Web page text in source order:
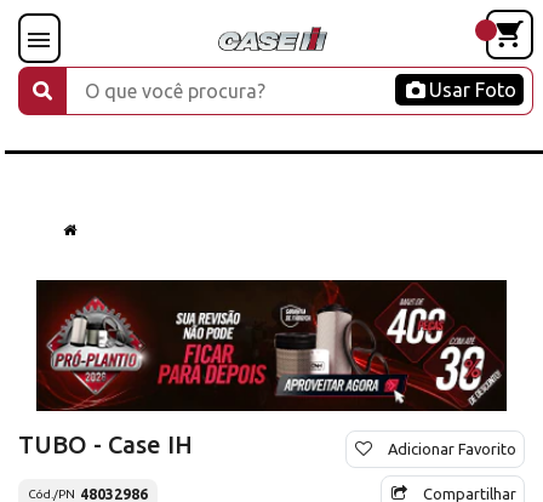
Usar Foto
TUBO - Case IH
Cód./PN 48032986
Adicionar Favorito
Compartilhar